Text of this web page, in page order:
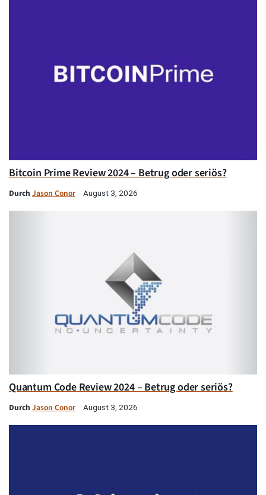
Bitcoin Prime Review 2024 – Betrug oder seriös?
Durch Jason Conor August 3, 2026
Quantum Code Review 2024 – Betrug oder seriös?
Durch Jason Conor August 3, 2026